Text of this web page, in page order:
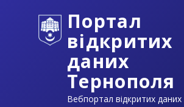
Портал
відкритих
даних
Тернополя
Вебпортал відкритих даних